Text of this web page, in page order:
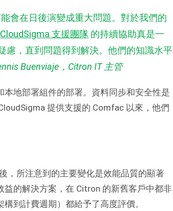
會在日後演變成重大問題。對於我們的
CloudSigma 支援團隊 的持續協助真是一
慮，直到問題得到解決。他們的知識水平
Buenviaje，Citron IT 主管
地部署組件的部署。資料同步和安全性是
提供支援的 Comfac 以來，他們
，所注意到的主要變化是效能品質的顯著
的解決方案，在 Citron 的新舊客戶中都非
到計費週期）都給予了高度評價。